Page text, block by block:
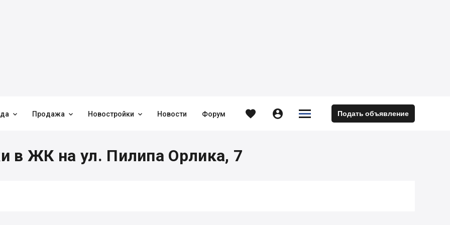
 Продажа  Новостройки  Новости Форум   

 Подать объявление
в ЖК на ул. Пилипа Орлика, 7